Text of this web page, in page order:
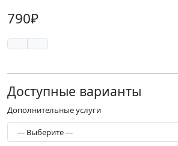
790₽
Доступные варианты
Дополнительные услуги